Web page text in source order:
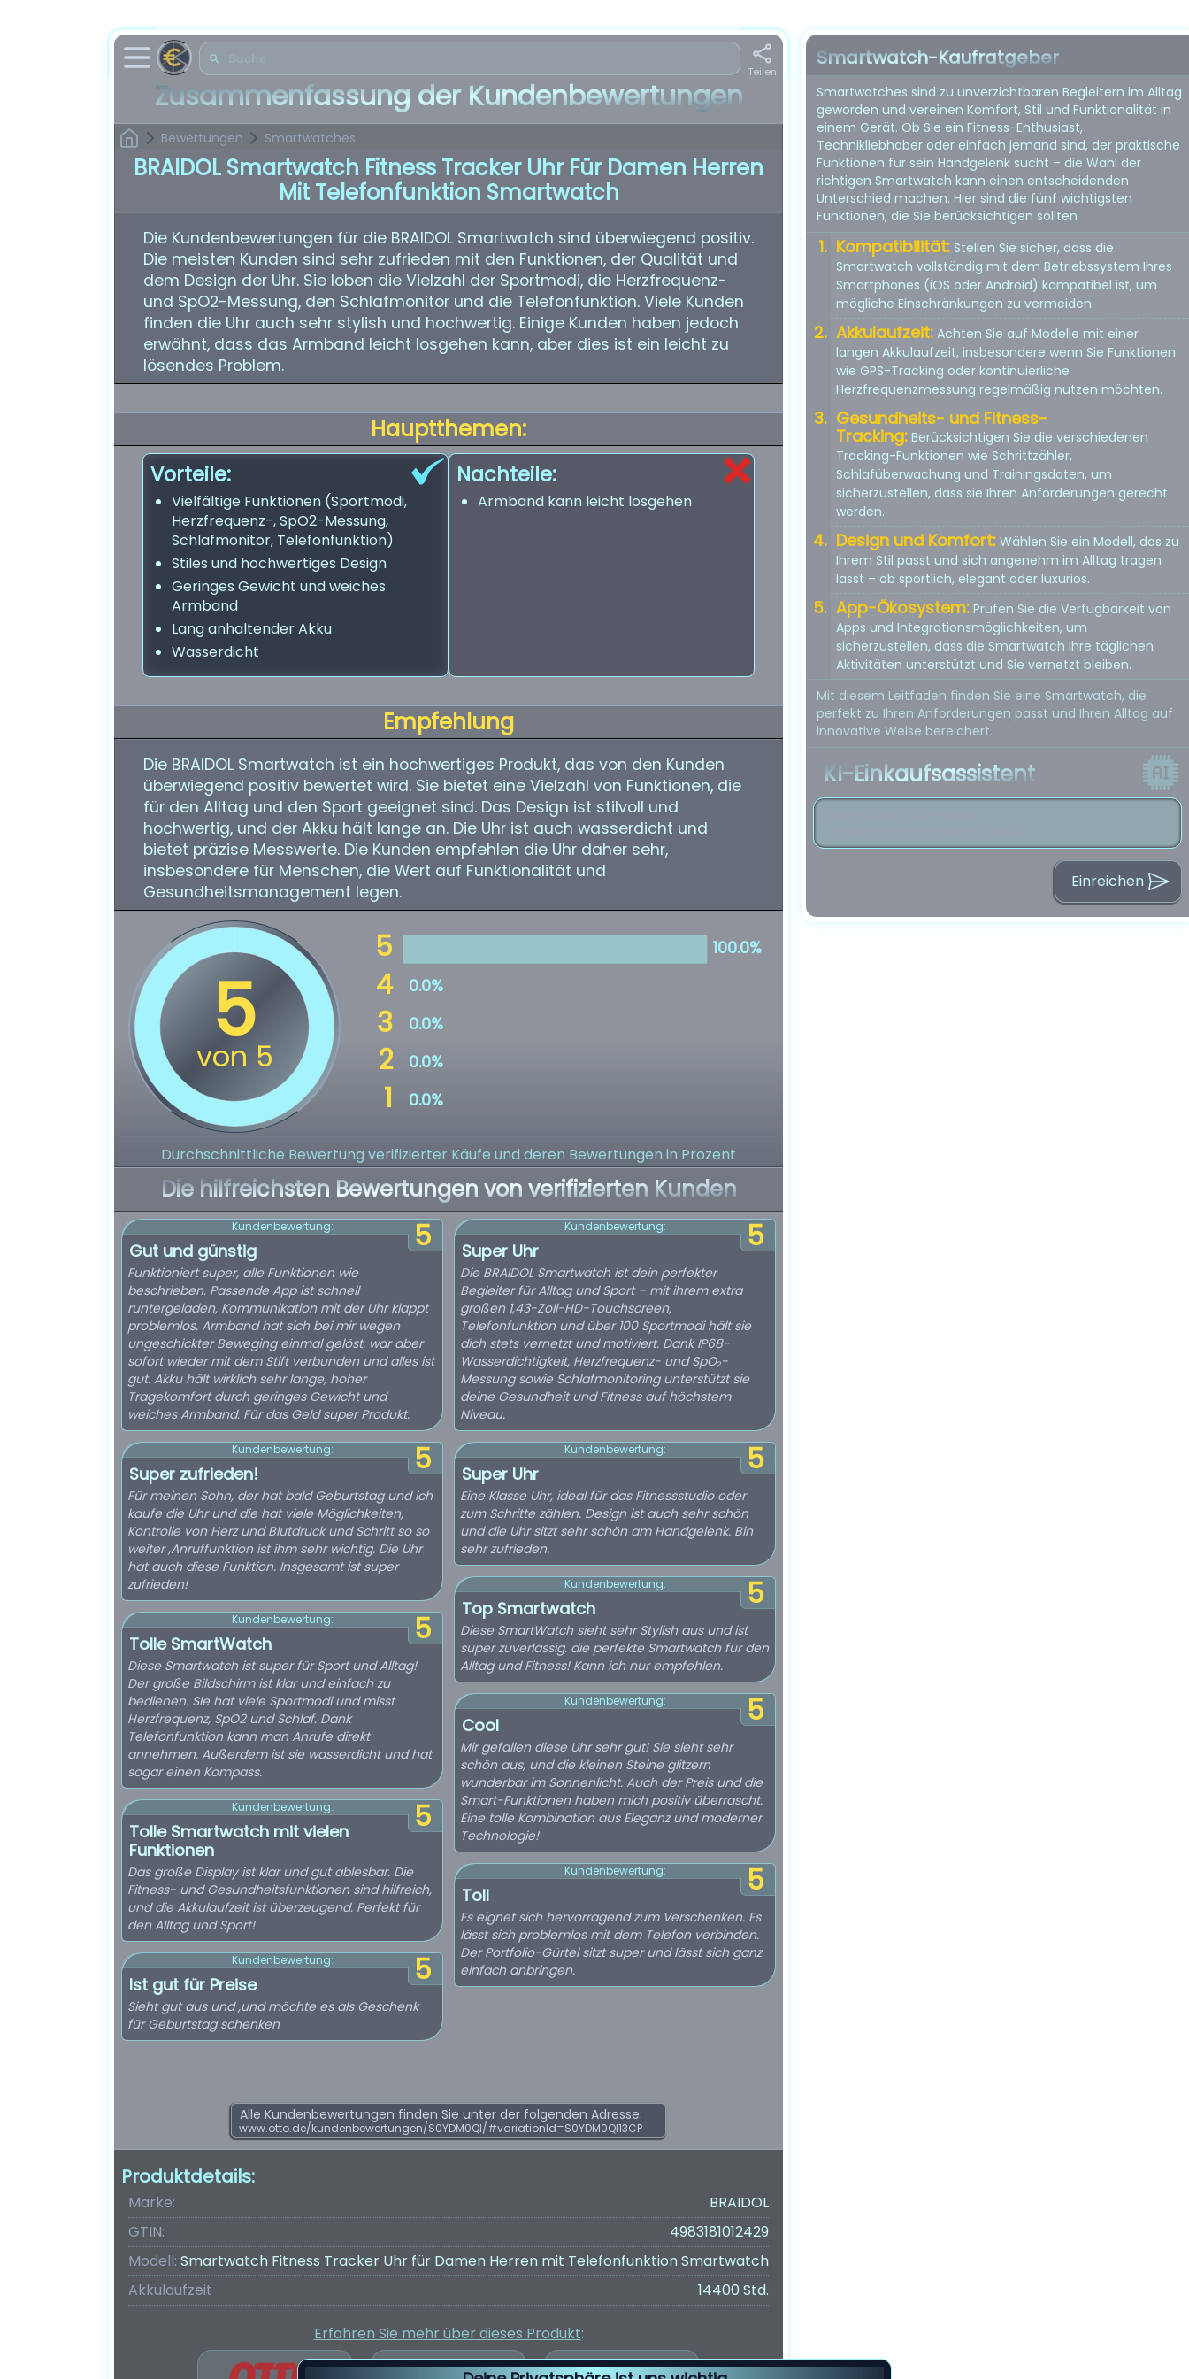
Teilen
Zusammenfassung der Kundenbewertungen
Bewertungen Smartwatches
BRAIDOL Smartwatch Fitness Tracker Uhr Für Damen Herren
Mit Telefonfunktion Smartwatch
Die Kundenbewertungen für die BRAIDOL Smartwatch sind überwiegend positiv.
Die meisten Kunden sind sehr zufrieden mit den Funktionen, der Qualität und
dem Design der Uhr. Sie loben die Vielzahl der Sportmodi, die Herzfrequenz-
und SpO2-Messung, den Schlafmonitor und die Telefonfunktion. Viele Kunden
finden die Uhr auch sehr stylish und hochwertig. Einige Kunden haben jedoch
erwähnt, dass das Armband leicht losgehen kann, aber dies ist ein leicht zu
lösendes Problem.
Hauptthemen:
Vorteile:
Vielfältige Funktionen (Sportmodi,
Herzfrequenz-, SpO2-Messung,
Schlafmonitor, Telefonfunktion)
Stiles und hochwertiges Design
Geringes Gewicht und weiches
Armband
Lang anhaltender Akku
Wasserdicht
Nachteile:
Armband kann leicht losgehen
Empfehlung
Die BRAIDOL Smartwatch ist ein hochwertiges Produkt, das von den Kunden
überwiegend positiv bewertet wird. Sie bietet eine Vielzahl von Funktionen, die
für den Alltag und den Sport geeignet sind. Das Design ist stilvoll und
hochwertig, und der Akku hält lange an. Die Uhr ist auch wasserdicht und
bietet präzise Messwerte. Die Kunden empfehlen die Uhr daher sehr,
insbesondere für Menschen, die Wert auf Funktionalität und
Gesundheitsmanagement legen.
Durchschnittliche Bewertung verifizierter Käufe und deren Bewertungen in Prozent
Die hilfreichsten Bewertungen von verifizierten Kunden
5
Kundenbewertung:
Gut und günstig
Funktioniert super, alle Funktionen wie
beschrieben. Passende App ist schnell
runtergeladen, Kommunikation mit der Uhr klappt
problemlos. Armband hat sich bei mir wegen
ungeschickter Beweging einmal gelöst. war aber
sofort wieder mit dem Stift verbunden und alles ist
gut. Akku hält wirklich sehr lange, hoher
Tragekomfort durch geringes Gewicht und
weiches Armband. Für das Geld super Produkt.
5
Kundenbewertung:
Super zufrieden!
Für meinen Sohn, der hat bald Geburtstag und ich
kaufe die Uhr und die hat viele Möglichkeiten,
Kontrolle von Herz und Blutdruck und Schritt so so
weiter ,Anruffunktion ist ihm sehr wichtig. Die Uhr
hat auch diese Funktion. Insgesamt ist super
zufrieden!
5
Kundenbewertung:
Tolle SmartWatch
Diese Smartwatch ist super für Sport und Alltag!
Der große Bildschirm ist klar und einfach zu
bedienen. Sie hat viele Sportmodi und misst
Herzfrequenz, SpO2 und Schlaf. Dank
Telefonfunktion kann man Anrufe direkt
annehmen. Außerdem ist sie wasserdicht und hat
sogar einen Kompass.
5
Kundenbewertung:
Tolle Smartwatch mit vielen
Funktionen
Das große Display ist klar und gut ablesbar. Die
Fitness- und Gesundheitsfunktionen sind hilfreich,
und die Akkulaufzeit ist überzeugend. Perfekt für
den Alltag und Sport!
5
Kundenbewertung:
Ist gut für Preise
Sieht gut aus und ,und möchte es als Geschenk
für Geburtstag schenken
5
Kundenbewertung:
Super Uhr
Die BRAIDOL Smartwatch ist dein perfekter
Begleiter für Alltag und Sport – mit ihrem extra
großen 1,43-Zoll-HD-Touchscreen,
Telefonfunktion und über 100 Sportmodi hält sie
dich stets vernetzt und motiviert. Dank IP68-
Wasserdichtigkeit, Herzfrequenz- und SpO₂-
Messung sowie Schlafmonitoring unterstützt sie
deine Gesundheit und Fitness auf höchstem
Niveau.
5
Kundenbewertung:
Super Uhr
Eine Klasse Uhr, ideal für das Fitnessstudio oder
zum Schritte zählen. Design ist auch sehr schön
und die Uhr sitzt sehr schön am Handgelenk. Bin
sehr zufrieden.
5
Kundenbewertung:
Top Smartwatch
Diese SmartWatch sieht sehr Stylish aus und ist
super zuverlässig. die perfekte Smartwatch für den
Alltag und Fitness! Kann ich nur empfehlen.
5
Kundenbewertung:
Cool
Mir gefallen diese Uhr sehr gut! Sie sieht sehr
schön aus, und die kleinen Steine glitzern
wunderbar im Sonnenlicht. Auch der Preis und die
Smart-Funktionen haben mich positiv überrascht.
Eine tolle Kombination aus Eleganz und moderner
Technologie!
5
Kundenbewertung:
Toll
Es eignet sich hervorragend zum Verschenken. Es
lässt sich problemlos mit dem Telefon verbinden.
Der Portfolio-Gürtel sitzt super und lässt sich ganz
einfach anbringen.
Alle Kundenbewertungen finden Sie unter der folgenden Adresse:
www.otto.de/kundenbewertungen/S0YDM0QI/#variationId=S0YDM0QI13CP
Produktdetails:
Marke:
BRAIDOL
GTIN:
4983181012429
Modell: Smartwatch Fitness Tracker Uhr für Damen Herren mit Telefonfunktion Smartwatch
Akkulaufzeit
14400 Std.
Erfahren Sie mehr über dieses Produkt:
Smartwatch-Kaufratgeber
Smartwatches sind zu unverzichtbaren Begleitern im Alltag
geworden und vereinen Komfort, Stil und Funktionalität in
einem Gerät. Ob Sie ein Fitness-Enthusiast,
Technikliebhaber oder einfach jemand sind, der praktische
Funktionen für sein Handgelenk sucht – die Wahl der
richtigen Smartwatch kann einen entscheidenden
Unterschied machen. Hier sind die fünf wichtigsten
Funktionen, die Sie berücksichtigen sollten
Kompatibilität: Stellen Sie sicher, dass die
Smartwatch vollständig mit dem Betriebssystem Ihres
Smartphones (iOS oder Android) kompatibel ist, um
mögliche Einschränkungen zu vermeiden.
Akkulaufzeit: Achten Sie auf Modelle mit einer
langen Akkulaufzeit, insbesondere wenn Sie Funktionen
wie GPS-Tracking oder kontinuierliche
Herzfrequenzmessung regelmäßig nutzen möchten.
Gesundheits- und Fitness-
Tracking: Berücksichtigen Sie die verschiedenen
Tracking-Funktionen wie Schrittzähler,
Schlafüberwachung und Trainingsdaten, um
sicherzustellen, dass sie Ihren Anforderungen gerecht
werden.
Design und Komfort: Wählen Sie ein Modell, das zu
Ihrem Stil passt und sich angenehm im Alltag tragen
lässt – ob sportlich, elegant oder luxuriös.
App-Ökosystem: Prüfen Sie die Verfügbarkeit von
Apps und Integrationsmöglichkeiten, um
sicherzustellen, dass die Smartwatch Ihre täglichen
Aktivitäten unterstützt und Sie vernetzt bleiben.
Mit diesem Leitfaden finden Sie eine Smartwatch, die
perfekt zu Ihren Anforderungen passt und Ihren Alltag auf
innovative Weise bereichert.
KI-Einkaufsassistent
Einreichen